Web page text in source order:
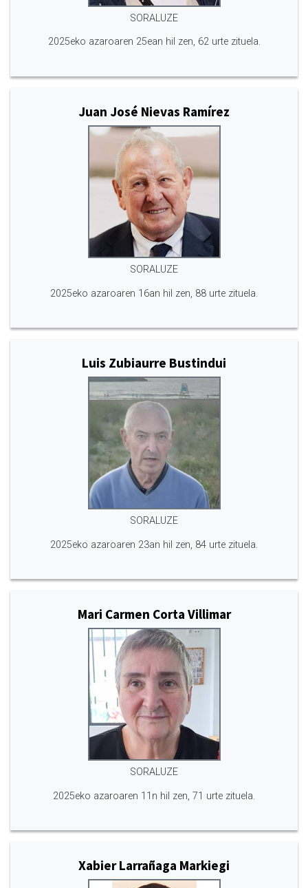
SORALUZE
2025eko azaroaren 25ean hil zen, 62 urte zituela.
Juan José Nievas Ramírez
SORALUZE
2025eko azaroaren 16an hil zen, 88 urte zituela.
Luis Zubiaurre Bustindui
SORALUZE
2025eko azaroaren 23an hil zen, 84 urte zituela.
Mari Carmen Corta Villimar
SORALUZE
2025eko azaroaren 11n hil zen, 71 urte zituela.
Xabier Larrañaga Markiegi